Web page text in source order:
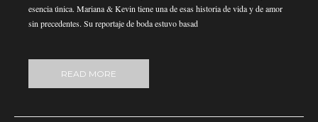
esencia única. Mariana & Kevin tiene una de esas historia de vida y de amor
sin precedentes. Su reportaje de boda estuvo basad
READ MORE